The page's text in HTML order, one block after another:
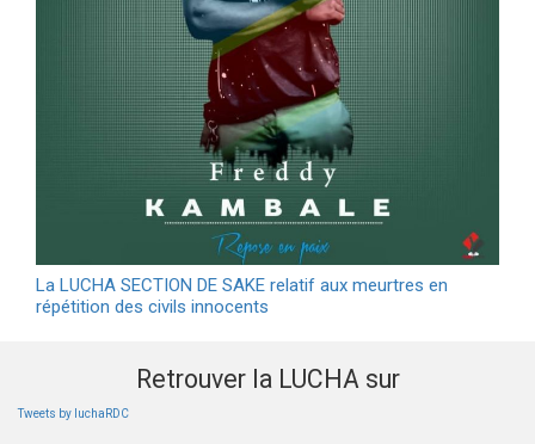
La LUCHA SECTION DE SAKE relatif aux meurtres en
répétition des civils innocents
Retrouver la LUCHA sur
Tweets by luchaRDC